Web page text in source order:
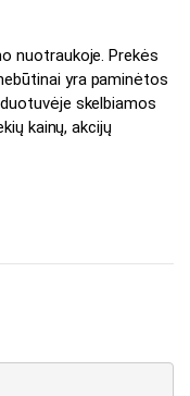
nuotraukoje. Prekės
yra paminėtos
skelbiamos
kainų, akcijų